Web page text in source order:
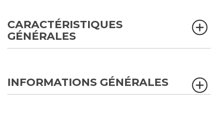
CARACTÉRISTIQUES
GÉNÉRALES
INFORMATIONS GÉNÉRALES